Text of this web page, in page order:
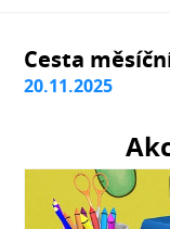
Cesta
20.11.2025